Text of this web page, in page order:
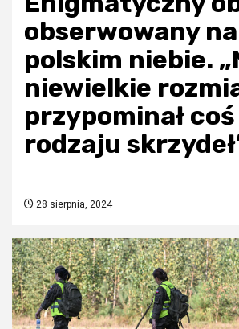
obserwowany na
polskim niebie.
niewielkie
przypominał
rodzaju
28 sierpnia, 2024